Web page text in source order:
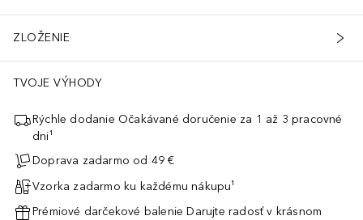
ZLOŽENIE
TVOJE VÝHODY
Rýchle dodanie Očakávané doručenie za 1 až 3 pracovné
dni¹
Doprava zadarmo od 49 €
Vzorka zadarmo ku každému nákupu¹
Prémiové darčekové balenie Darujte radosť v krásnom